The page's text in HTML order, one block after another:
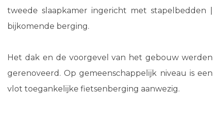
tweede slaapkamer ingericht met stapelbedden |
bijkomende berging.
Het dak en de voorgevel van het gebouw werden
gerenoveerd. Op gemeenschappelijk niveau is een
vlot toegankelijke fietsenberging aanwezig.